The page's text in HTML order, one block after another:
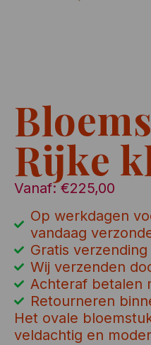
Rijke
Vanaf:€225,00
Op werkdagen
vandaag
Gratis
Wij verzenden
Achteraf betalen
Retourneren
Het ovale
veldachtig en